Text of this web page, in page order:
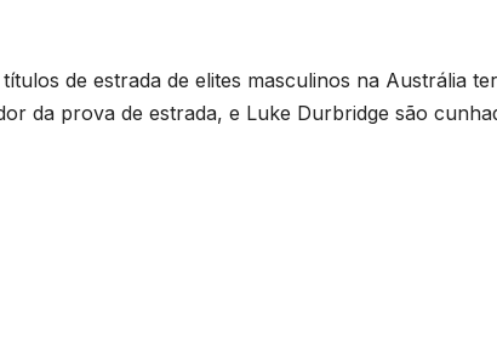
de estrada de elites masculinos na Austrália
da prova de estrada, e Luke Durbridge são